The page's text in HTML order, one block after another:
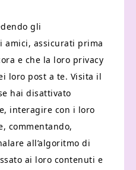
gli
amici, assicurati prima
e che la loro privacy
loro post a te. Visita il
hai disattivato
interagire con i loro
commentando,
all’algoritmo di
ai loro contenuti e